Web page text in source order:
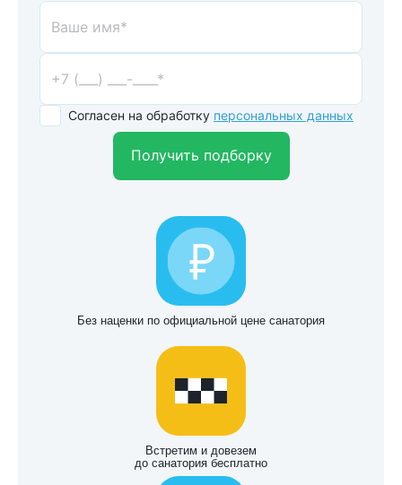
Согласен на обработку персональных данных
Получить подборку
Без наценки по официальной цене санатория
Встретим и довезем
до санатория бесплатно